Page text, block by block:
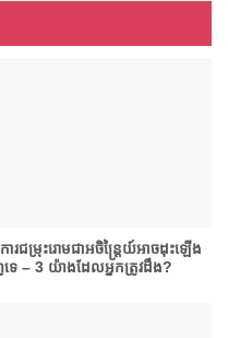
ារជម្រុះ​រោមជាអចិន្ត្រៃយ៍អាច​ដុះឡើង
េ – 3 យ៉ាងដែលអ្នកត្រូវដឹង?